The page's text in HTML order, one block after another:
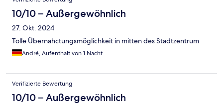
10/10 – Außergewöhnlich
27. Okt. 2024
Tolle Übernahctungsmöglichkeit in mitten des Stadtzentrum
André, Aufenthalt von 1 Nacht
Verifizierte Bewertung
10/10 – Außergewöhnlich